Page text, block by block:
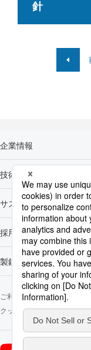
針
企業情報
技術開発
サステナビリティ
採用情報
製鉄所一覧
ご利用にあたってソーシャ
クッキー使用についてお問